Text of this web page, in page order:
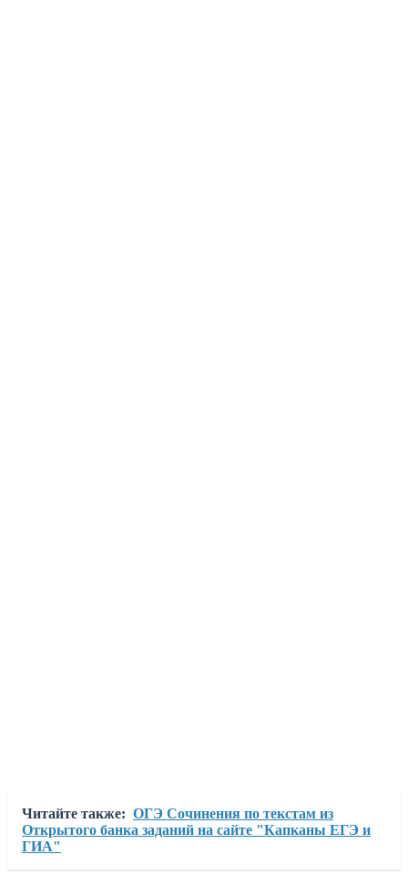
Читайте также: ОГЭ Сочинения по текстам из
Открытого банка заданий на сайте "Капканы ЕГЭ и
ГИА"